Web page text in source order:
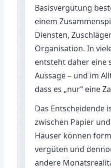
Basisvergütung
einem
Diensten,
Organisation. In
entsteht daher eine
Aussage – und im
dass es „nur“ eine
Das Entscheidende
zwischen Papier
Häuser können
vergüten und
andere